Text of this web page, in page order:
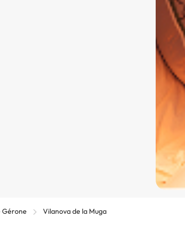
Gérone Vilanova de la Muga